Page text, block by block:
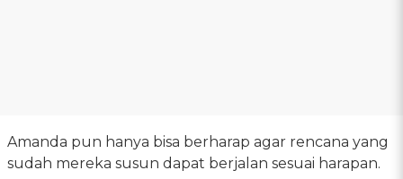
Amanda pun hanya bisa berharap agar rencana yang
sudah mereka susun dapat berjalan sesuai harapan.